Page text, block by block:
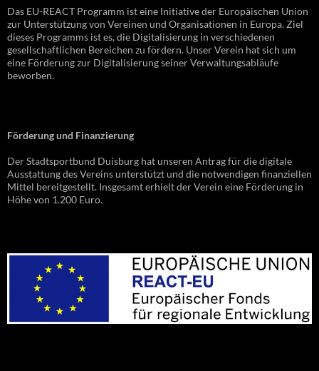
Das EU-REACT Programm ist eine Initiative der Europäischen Union
zur Unterstützung von Vereinen und Organisationen in Europa. Ziel
dieses Programms ist es, die Digitalisierung in verschiedenen
gesellschaftlichen Bereichen zu fördern. Unser Verein hat sich um
eine Förderung zur Digitalisierung seiner Verwaltungsabläufe
beworben.
Förderung und Finanzierung
Der Stadtsportbund Duisburg hat unseren Antrag für die digitale
Ausstattung des Vereins unterstützt und die notwendigen finanziellen
Mittel bereitgestellt. Insgesamt erhielt der Verein eine Förderung in
Höhe von 1.200 Euro.